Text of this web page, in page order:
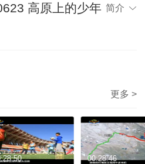
高原上的少年 简介
更多 >
00:28:46